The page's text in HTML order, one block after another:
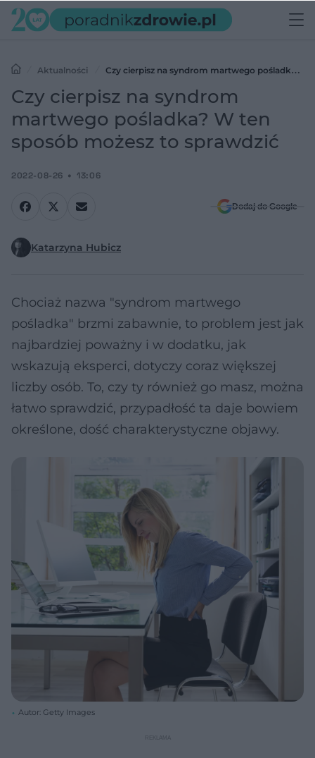
Aktualności
Czy cierpisz na syndrom martwego pośladka? W
ten sposób możesz to sprawdzić
Czy cierpisz na syndrom
martwego pośladka? W ten
sposób możesz to sprawdzić
2022-08-26 13:06
Dodaj do Google
Katarzyna Hubicz
Chociaż nazwa "syndrom martwego
pośladka" brzmi zabawnie, to problem jest jak
najbardziej poważny i w dodatku, jak
wskazują eksperci, dotyczy coraz większej
liczby osób. To, czy ty również go masz, można
łatwo sprawdzić, przypadłość ta daje bowiem
określone, dość charakterystyczne objawy.
Autor: Getty Images